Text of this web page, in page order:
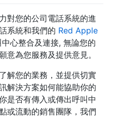
對您的公司電話系統的進
系統和我們的 Red Apple
心整合及連接, 無論您的
意為您服務及提供意見。
解您的業務，並提供切實
解決方案如何能協助你的
是否有傳入或傳出呼叫中
或流動的銷售團隊，我們